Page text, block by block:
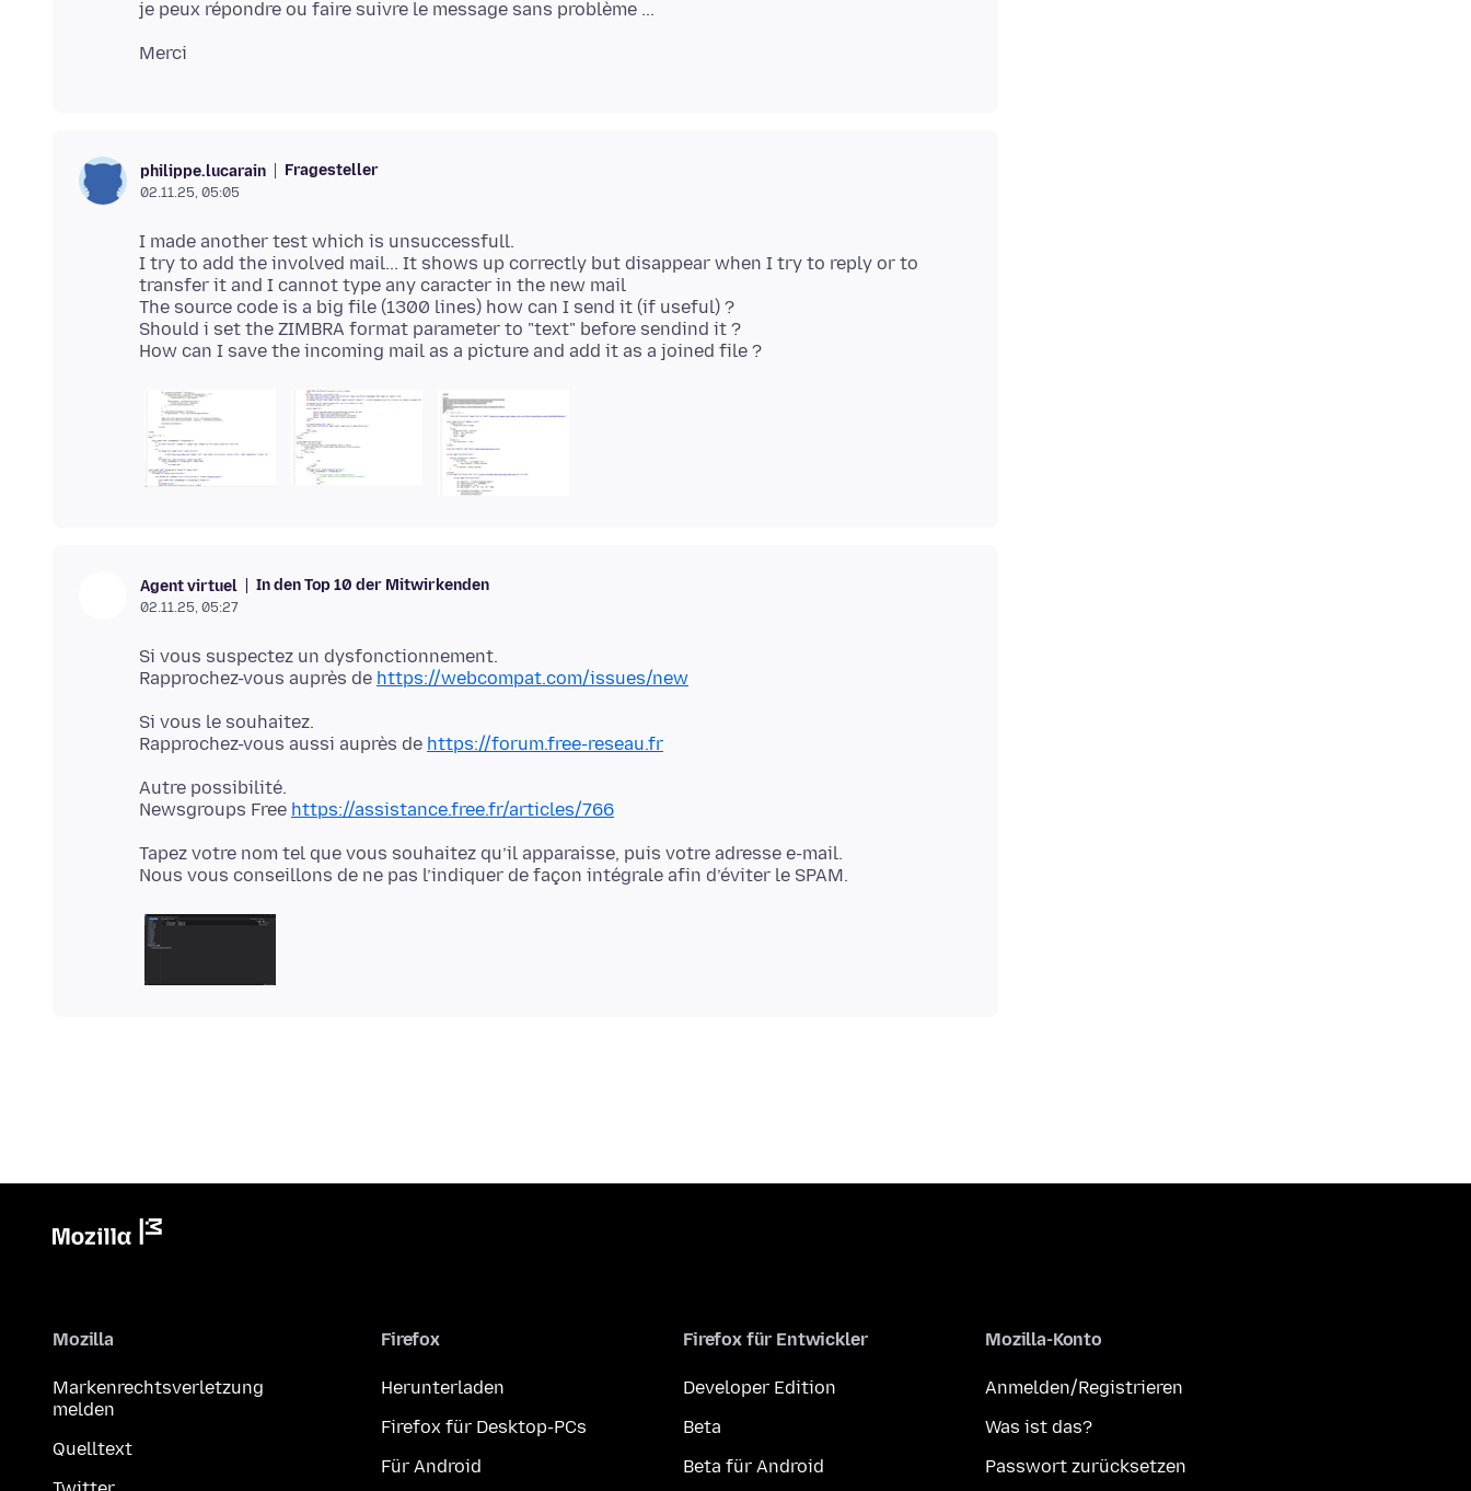
philippe.lucarain Fragesteller
02.11.25, 05:05
I made another test which is unsuccessfull.
I try to add the involved mail... It shows up correctly but disappear when I try to reply or to
transfer it and I cannot type any caracter in the new mail
The source code is a big file (1300 lines) how can I send it (if useful) ?
Should i set the ZIMBRA format parameter to "text" before sendind it ?
Agent virtuel In den Top 10 der Mitwirkenden
02.11.25, 05:27
Si vous suspectez un dysfonctionnement.
Rapprochez-vous auprès de https://webcompat.com/issues/new
Si vous le souhaitez.
Rapprochez-vous aussi auprès de https://forum.free-reseau.fr
Autre possibilité.
Newsgroups Free https://assistance.free.fr/articles/766
Tapez votre nom tel que vous souhaitez qu’il apparaisse, puis votre adresse e-mail.
Mozilla
Markenrechtsverletzung
melden
Quelltext
Firefox
Herunterladen
Firefox für Desktop-PCs
Für Android
Firefox für Entwickler
Developer Edition
Beta
Beta für Android
Mozilla-Konto
Anmelden/Registrieren
Was ist das?
Passwort zurücksetzen